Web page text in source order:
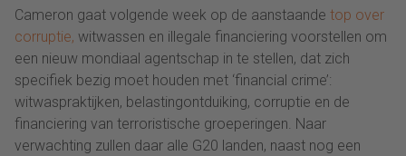
Cameron gaat volgende week op de aanstaande top over
corruptie, witwassen en illegale financiering voorstellen om
een nieuw mondiaal agentschap in te stellen, dat zich
specifiek bezig moet houden met ‘financial crime’:
witwaspraktijken, belastingontduiking, corruptie en de
financiering van terroristische groeperingen. Naar
verwachting zullen daar alle G20 landen, naast nog een